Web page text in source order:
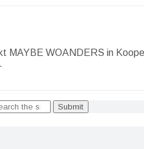
MAYBE WOANDERS in